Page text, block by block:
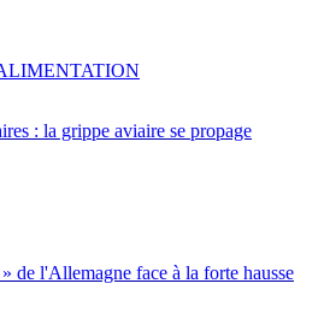
: la grippe aviaire se propage
de l'Allemagne face à la forte hausse